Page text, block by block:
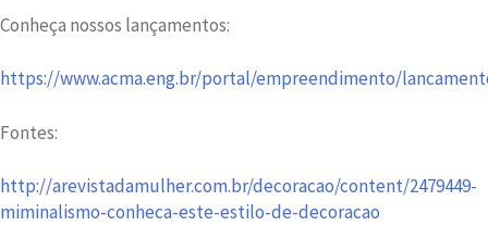
Conheça nossos lançamentos:
https://www.acma.eng.br/portal/empreendimento/
Fontes:
http://arevistadamulher.com.br/decoracao/content/2479449-
miminalismo-conheca-este-estilo-de-decoracao